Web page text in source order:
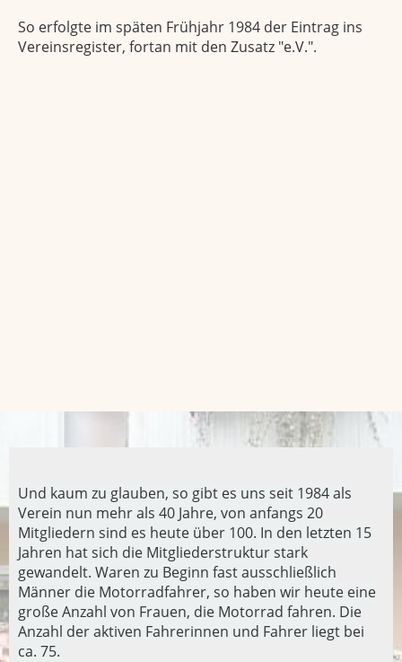
So erfolgte im späten Frühjahr 1984 der Eintrag ins
Vereinsregister, fortan mit den Zusatz "e.V.".
Und kaum zu glauben, so gibt es uns seit 1984 als
Verein nun mehr als 40 Jahre, von anfangs 20
Mitgliedern sind es heute über 100. In den letzten 15
Jahren hat sich die Mitgliederstruktur stark
gewandelt. Waren zu Beginn fast ausschließlich
Männer die Motorradfahrer, so haben wir heute eine
große Anzahl von Frauen, die Motorrad fahren. Die
Anzahl der aktiven Fahrerinnen und Fahrer liegt bei
ca. 75.